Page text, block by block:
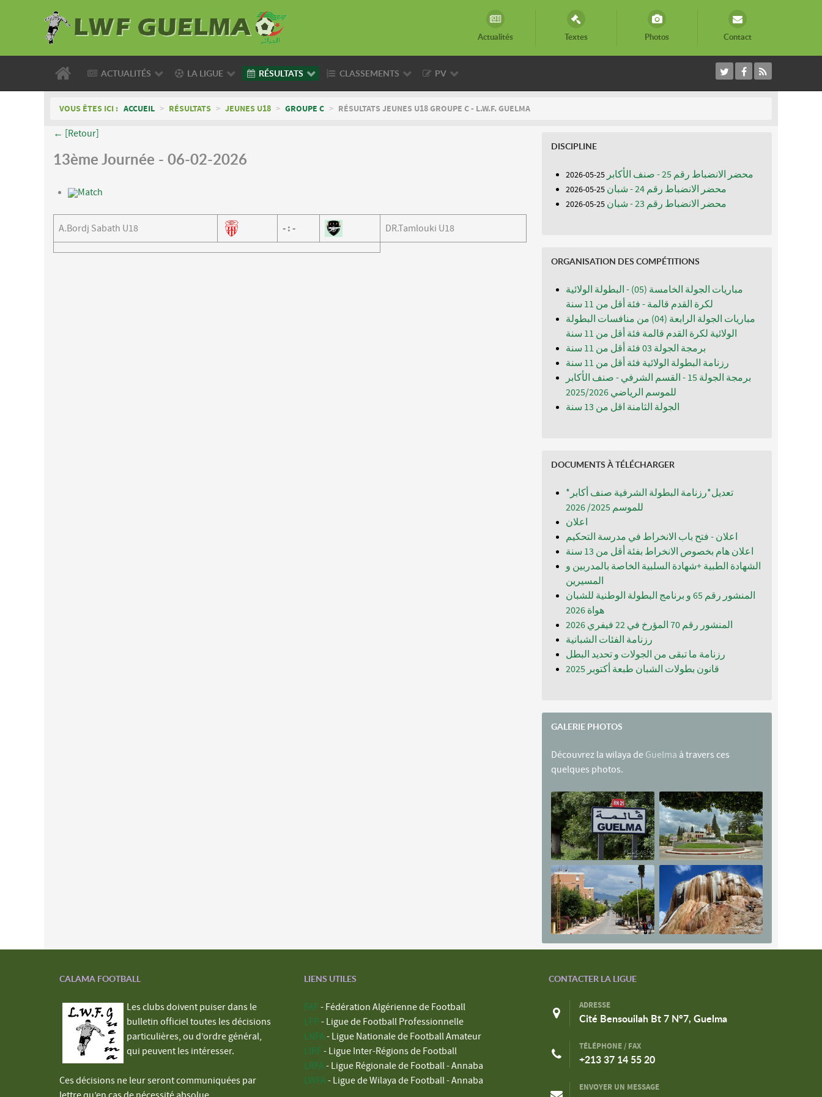
Actualités Textes Photos Contact
ACTUALITÉS LA LIGUE RÉSULTATS CLASSEMENTS PV
VOUS ÊTES ICI : ACCUEIL > RÉSULTATS > JEUNES U18 > GROUPE C > RÉSULTATS JEUNES U18 GROUPE C - L.W.F. GUELMA
← [Retour]
13ème Journée - 06-02-2026
Match
A.Bordj Sabath U18 - : - DR.Tamlouki U18
DISCIPLINE
محضر الانضباط رقم 25 - صنف الأكابر 25-05-2026
محضر الانضباط رقم 24 - شبان 25-05-2026
محضر الانضباط رقم 23 - شبان 25-05-2026
ORGANISATION DES COMPÉTITIONS
مباريات الجولة الخامسة (05) - البطولة الولائية
لكرة القدم قالمة - فئة أقل من 11 سنة
مباريات الجولة الرابعة (04) من منافسات البطولة
الولائية لكرة القدم قالمة فئة أقل من 11 سنة
برمجة الجولة 03 فئة أقل من 11 سنة
رزنامة البطولة الولائية فئة أقل من 11 سنة
برمجة الجولة 15 - القسم الشرفي - صنف الأكابر
للموسم الرياضي 2025/2026
الجولة الثامنة اقل من 13 سنة
DOCUMENTS À TÉLÉCHARGER
*تعديل*رزنامة البطولة الشرفية صنف أكابر
للموسم 2025/ 2026
اعلان
اعلان - فتح باب الانخراط في مدرسة التحكيم
اعلان هام بخصوص الانخراط بفئة أقل من 13 سنة
الشهادة الطبية +شهادة السلبية الخاصة بالمدربين و
المسيرين
المنشور رقم 65 و برنامج البطولة الوطنية للشبان
المنشور رقم 70 المؤرخ في 22 فيفري 2026
رزنامة الفئات الشبانية
رزنامة ما تبقى من الجولات و تحديد البطل
قانون بطولات الشبان طبعة أكتوبر 2025
GALERIE PHOTOS
Découvrez la wilaya de Guelma à travers ces
quelques photos.
CALAMA FOOTBALL
Les clubs doivent puiser dans le
bulletin officiel toutes les décisions
particulières, ou d’ordre général,
qui peuvent les intéresser.
Ces décisions ne leur seront communiquées par
LIENS UTILES
FAF - Fédération Algérienne de Football
LFP - Ligue de Football Professionnelle
LNFA - Ligue Nationale de Football Amateur
LIRF - Ligue Inter-Régions de Football
LRFA - Ligue Régionale de Football - Annaba
LWFA - Ligue de Wilaya de Football - Annaba
CONTACTER LA LIGUE
ADRESSE
Cité Bensouilah Bt 7 N°7, Guelma
TÉLÉPHONE / FAX
+213 37 14 55 20
ENVOYER UN MESSAGE